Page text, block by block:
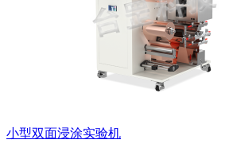
小型双面浸涂实验机